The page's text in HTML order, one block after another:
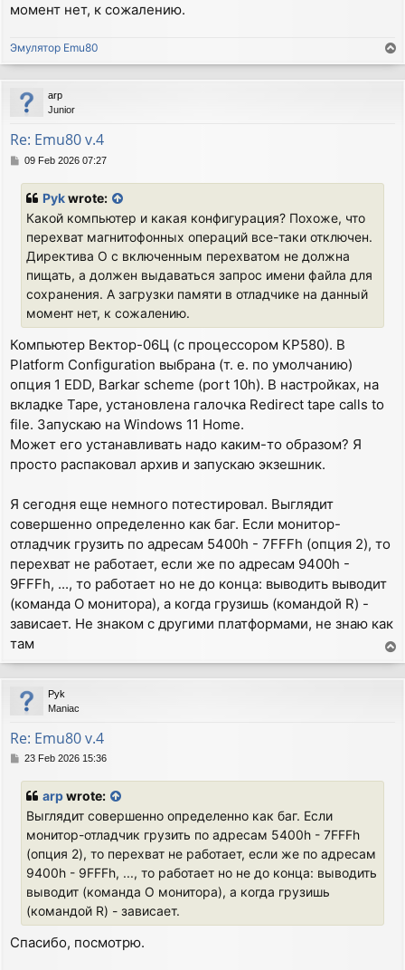
момент нет, к сожалению.
Эмулятор Emu80
o
p
arp
Junior
Re: Emu80 v.4
P09 Feb 2026 07:27
Pykwrote:
Какой компьютер и какая конфигурация? Похоже, что
перехват магнитофонных операций все-таки отключен.
Директива О с включенным перехватом не должна
пищать, а должен выдаваться запрос имени файла для
сохранения. А загрузки памяти в отладчике на данный
момент нет, к сожалению.
Компьютер Вектор-06Ц (с процессором КР580). В
Platform Configuration выбрана (т. е. по умолчанию)
опция 1 EDD, Barkar scheme (port 10h). В настройках, на
вкладке Tape, установлена галочка Redirect tape calls to
file. Запускаю на Windows 11 Home.
Может его устанавливать надо каким-то образом? Я
просто распаковал архив и запускаю экзешник.
Я сегодня еще немного потестировал. Выглядит
совершенно определенно как баг. Если монитор-
отладчик грузить по адресам 5400h - 7FFFh (опция 2), то
перехват не работает, если же по адресам 9400h -
9FFFh, ..., то работает но не до конца: выводить выводит
(команда O монитора), а когда грузишь (командой R) -
зависает. Не знаком с другими платформами, не знаю как
там
o
p
Pyk
Maniac
Re: Emu80 v.4
P23 Feb 2026 15:36
arpwrote:
Выглядит совершенно определенно как баг. Если
монитор-отладчик грузить по адресам 5400h - 7FFFh
(опция 2), то перехват не работает, если же по адресам
9400h - 9FFFh, ..., то работает но не до конца: выводить
выводит (команда O монитора), а когда грузишь
(командой R) - зависает.
Спасибо, посмотрю.